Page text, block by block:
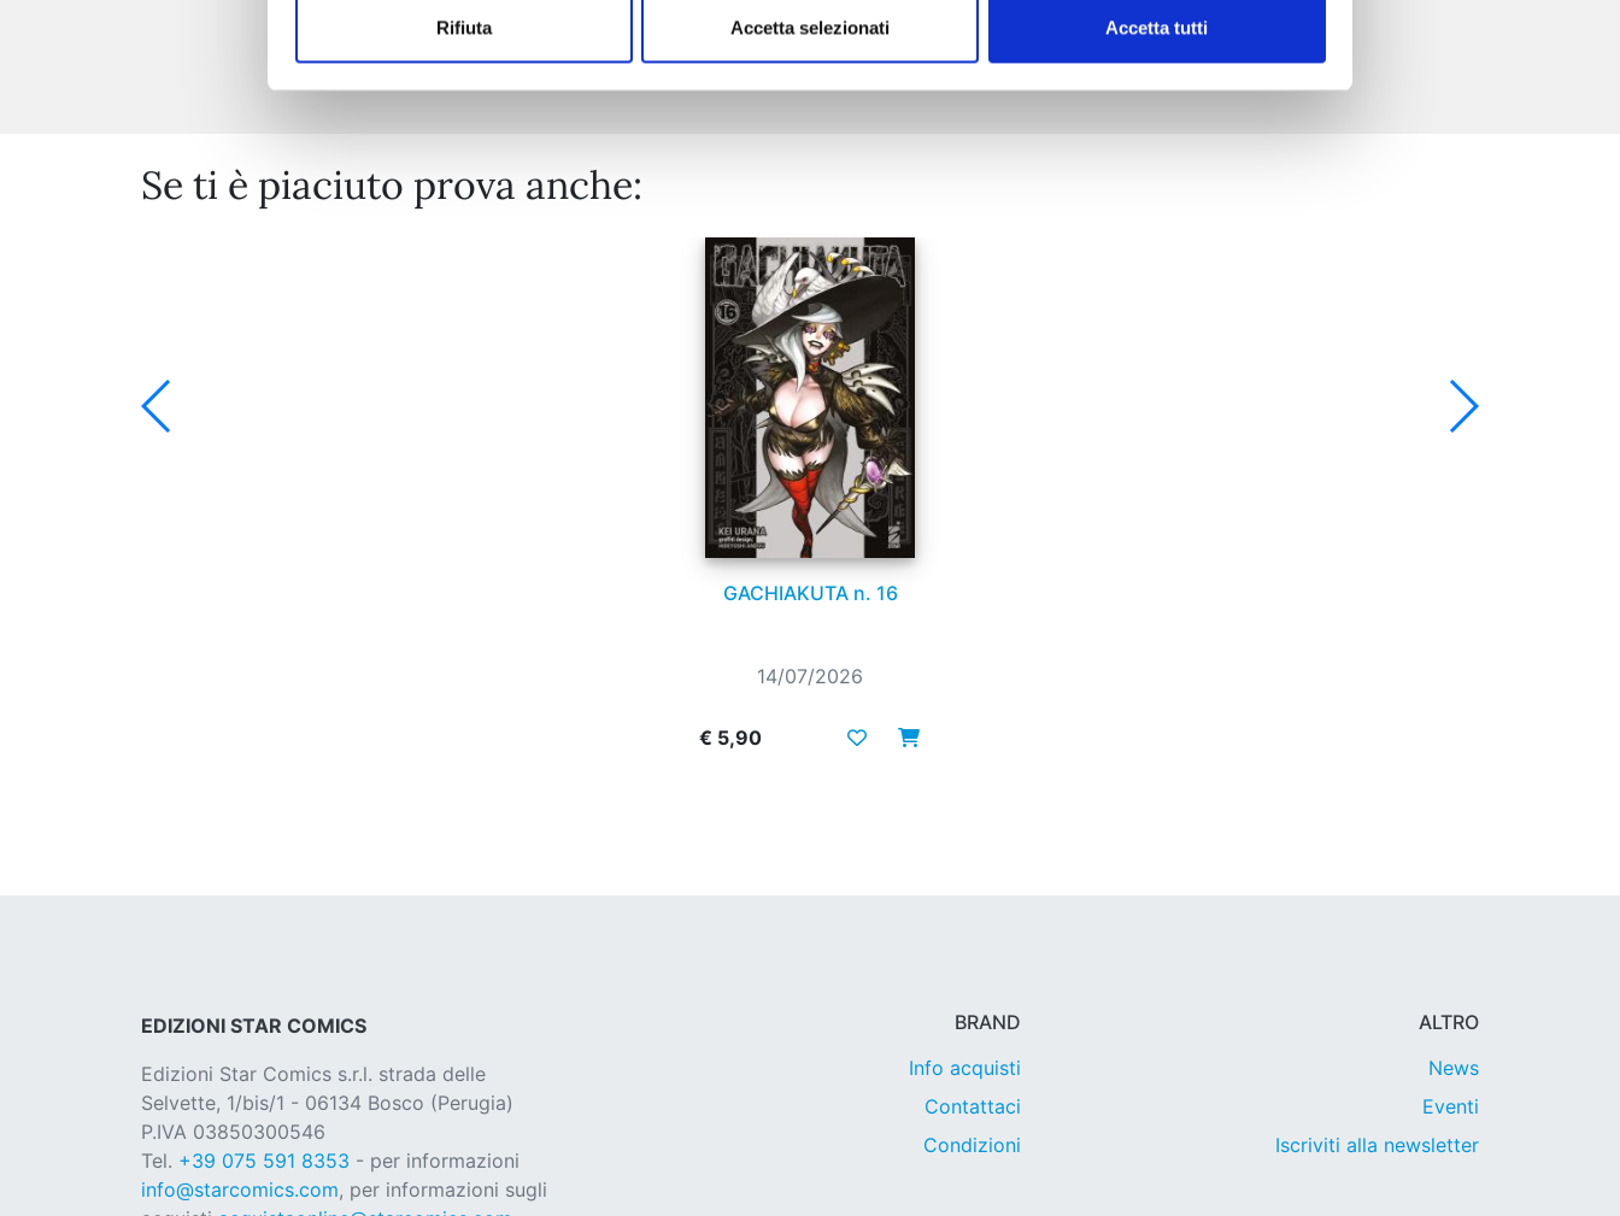
Rifiuta Accetta selezionati Accetta tutti
Mostra tutto
Se ti è piaciuto prova anche:
GACHIAKUTA n. 16
14/07/2026
€ 5,90
EDIZIONI STAR COMICS
Edizioni Star Comics s.r.l. strada delle
Selvette, 1/bis/1 - 06134 Bosco (Perugia)
P.IVA 03850300546
Tel. +39 075 591 8353 - per informazioni
info@starcomics.com, per informazioni sugli
BRAND
Info acquisti
Contattaci
Condizioni
ALTRO
News
Eventi
Iscriviti alla newsletter